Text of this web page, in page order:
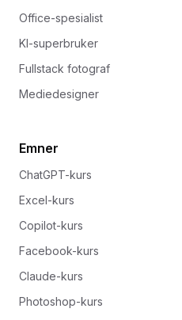
Office-spesialist
KI-superbruker
Fullstack fotograf
Mediedesigner
Emner
ChatGPT-kurs
Excel-kurs
Copilot-kurs
Facebook-kurs
Claude-kurs
Photoshop-kurs